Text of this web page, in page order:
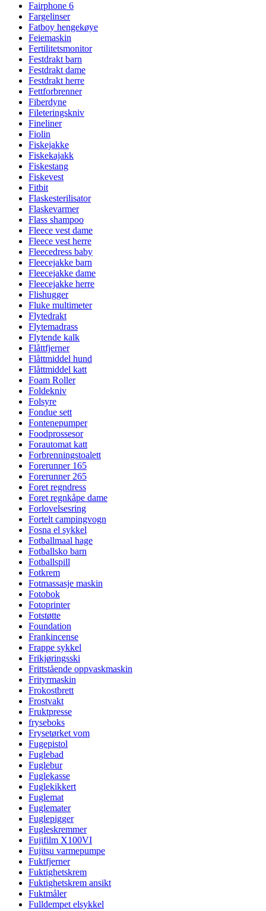
Fairphone 6
Fargelinser
Fatboy hengekøye
Feiemaskin
Fertilitetsmonitor
Festdrakt barn
Festdrakt dame
Festdrakt herre
Fettforbrenner
Fiberdyne
Fileteringskniv
Fineliner
Fiolin
Fiskejakke
Fiskekajakk
Fiskestang
Fiskevest
Fitbit
Flaskesterilisator
Flaskevarmer
Flass shampoo
Fleece vest dame
Fleece vest herre
Fleecedress baby
Fleecejakke barn
Fleecejakke dame
Fleecejakke herre
Flishugger
Fluke multimeter
Flytedrakt
Flytemadrass
Flytende kalk
Flåttfjerner
Flåttmiddel hund
Flåttmiddel katt
Foam Roller
Foldekniv
Folsyre
Fondue sett
Fontenepumper
Foodprossesor
Forautomat katt
Forbrenningstoalett
Forerunner 165
Forerunner 265
Foret regndress
Foret regnkåpe dame
Forlovelsesring
Fortelt campingvogn
Fosna el sykkel
Fotballmaal hage
Fotballsko barn
Fotballspill
Fotkrem
Fotmassasje maskin
Fotobok
Fotoprinter
Fotstøtte
Foundation
Frankincense
Frappe sykkel
Frikjøringsski
Frittstående oppvaskmaskin
Frityrmaskin
Frokostbrett
Frostvakt
Fruktpresse
fryseboks
Frysetørket vom
Fugepistol
Fuglebad
Fuglebur
Fuglekasse
Fuglekikkert
Fuglemat
Fuglemater
Fuglepigger
Fugleskremmer
Fujifilm X100VI
Fujitsu varmepumpe
Fuktfjerner
Fuktighetskrem
Fuktighetskrem ansikt
Fuktmåler
Fulldempet elsykkel